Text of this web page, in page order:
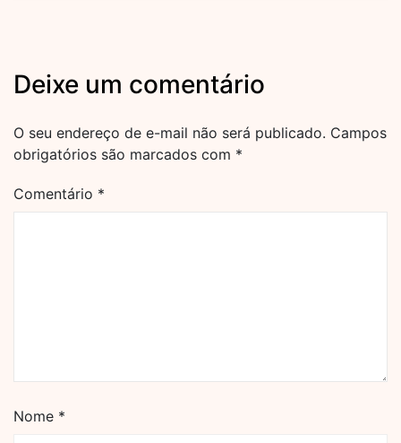
Deixe um comentário
O seu endereço de e-mail não será publicado. Campos
obrigatórios são marcados com *
Comentário *
Nome *